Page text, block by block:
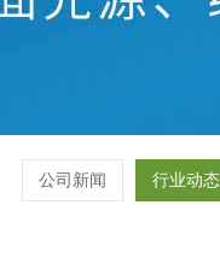
公司新闻 行业动态